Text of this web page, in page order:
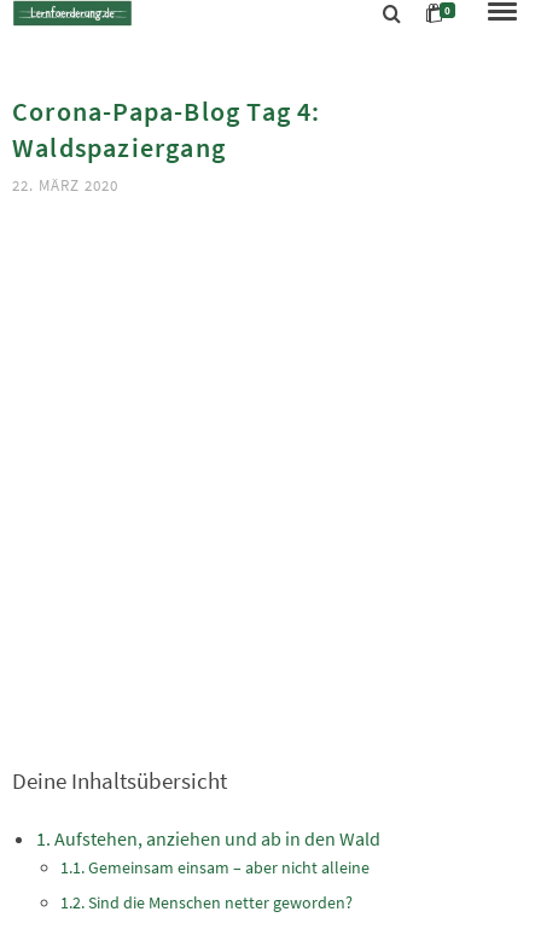
0
Corona-Papa-Blog Tag 4:
Waldspaziergang
22. MÄRZ 2020
Deine Inhaltsübersicht
Aufstehen, anziehen und ab in den Wald
Gemeinsam einsam – aber nicht alleine
Sind die Menschen netter geworden?